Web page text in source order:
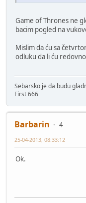
Game of Thrones ne
bacim pogled na
Mislim da ću sa
odluku da li ću
Sebarsko je da budu
First 666
Barbarin
4
25-04-2013, 08:33:12
Ok.